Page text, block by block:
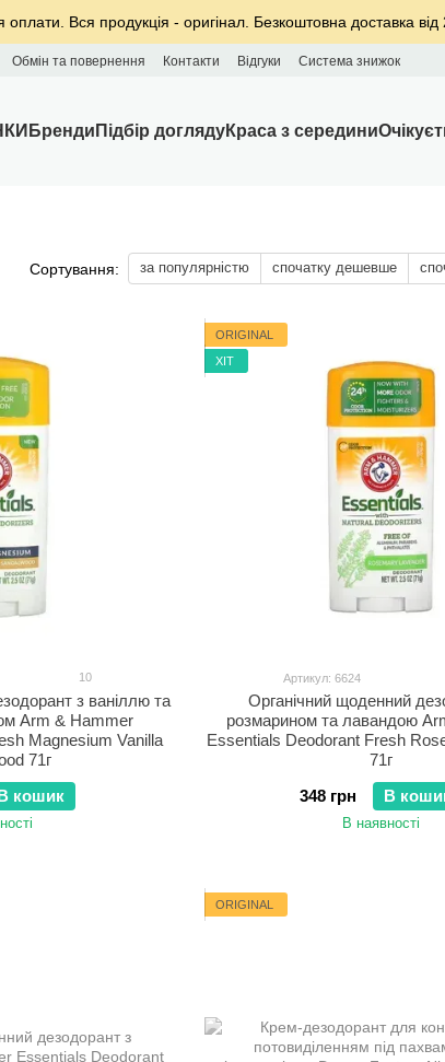
оплати. Вся продукція - оригінал. Безкоштовна доставка від
Обмін та повернення Контакти Відгуки Система знижок
Бренди Підбір доглядуКраса з середини
Сортування: за популярністю спочатку дешевше
10
з ваніллю та
Arm & Hammer
Magnesium Vanilla
71г
кошик
ORIGINAL
ХІТ
Артикул: 6624
Органічний щоденний
розмарином та лавандою
Essentials Deodorant Fresh
71г
348 грн
В
В наявності
ORIGINAL